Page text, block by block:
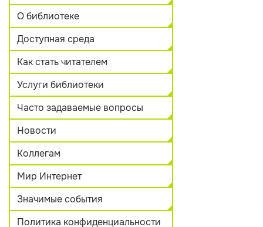
О библиотеке
Доступная среда
Как стать читателем
Услуги библиотеки
Часто задаваемые вопросы
Новости
Коллегам
Мир Интернет
Значимые события
Политика конфиденциальности